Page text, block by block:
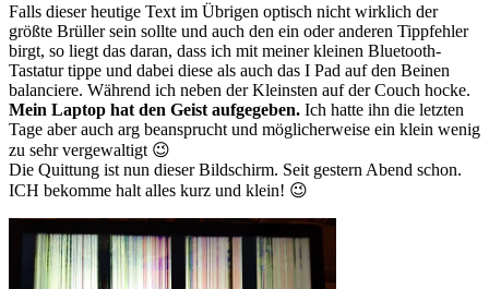
Falls dieser heutige Text im Übrigen optisch nicht wirklich der
größte Brüller sein sollte und auch den ein oder anderen Tippfehler
birgt, so liegt das daran, dass ich mit meiner kleinen Bluetooth-
Tastatur tippe und dabei diese als auch das I Pad auf den Beinen
balanciere. Während ich neben der Kleinsten auf der Couch hocke.
Mein Laptop hat den Geist aufgegeben. Ich hatte ihn die letzten
Tage aber auch arg beansprucht und möglicherweise ein klein wenig
zu sehr vergewaltigt 😉
Die Quittung ist nun dieser Bildschirm. Seit gestern Abend schon.
ICH bekomme halt alles kurz und klein! 😉